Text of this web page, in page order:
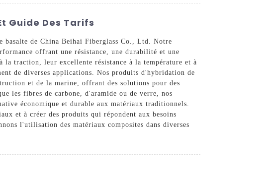
Guide Des Tarifs
basalte de China Beihai Fiberglass Co., Ltd. Notre
offrant une résistance, une durabilité et une
la traction, leur excellente résistance à la température et à
de diverses applications. Nos produits d'hybridation de
et de la marine, offrant des solutions pour des
les fibres de carbone, d'aramide ou de verre, nos
économique et durable aux matériaux traditionnels.
et à créer des produits qui répondent aux besoins
l'utilisation des matériaux composites dans diverses